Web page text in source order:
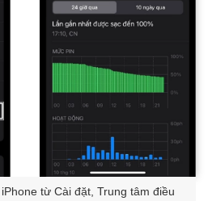
từ Cài đặt, Trung tâm điều